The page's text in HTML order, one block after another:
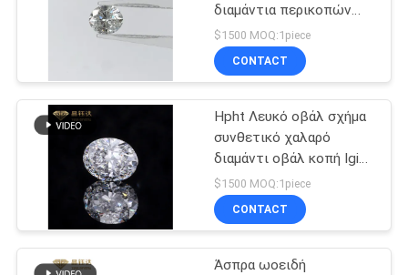
εργαστήριο
διαμάντια
CVD τραχιά
διαμάντια
28
διαμάντια περικοπών
εναντίον των
διαμαντιών σαφήνειας
χαλαρά
$1500 MOQ:1piece
CONTACT
Hpht Λευκό οβάλ σχήμα
συνθετικό χαλαρό
διαμάντι οβάλ κοπή Igi
Gia πιστοποιημένο
$1500 MOQ:1piece
CONTACT
Άσπρα ωοειδή